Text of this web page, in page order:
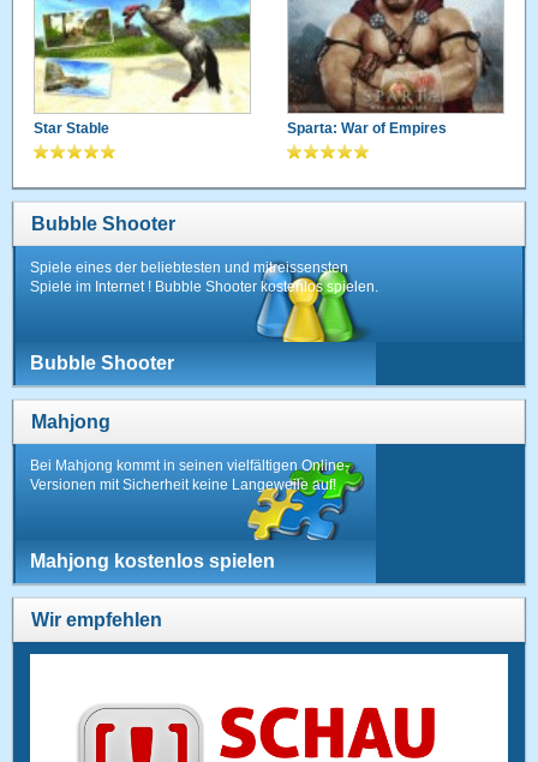
Star Stable Sparta: War of Empires
Bubble Shooter
Spiele eines der beliebtesten und mitreissensten
Spiele im Internet ! Bubble Shooter kostenlos spielen.
Bubble Shooter
Mahjong
Bei Mahjong kommt in seinen vielfältigen Online-
Versionen mit Sicherheit keine Langeweile auf!
Mahjong kostenlos spielen
Wir empfehlen